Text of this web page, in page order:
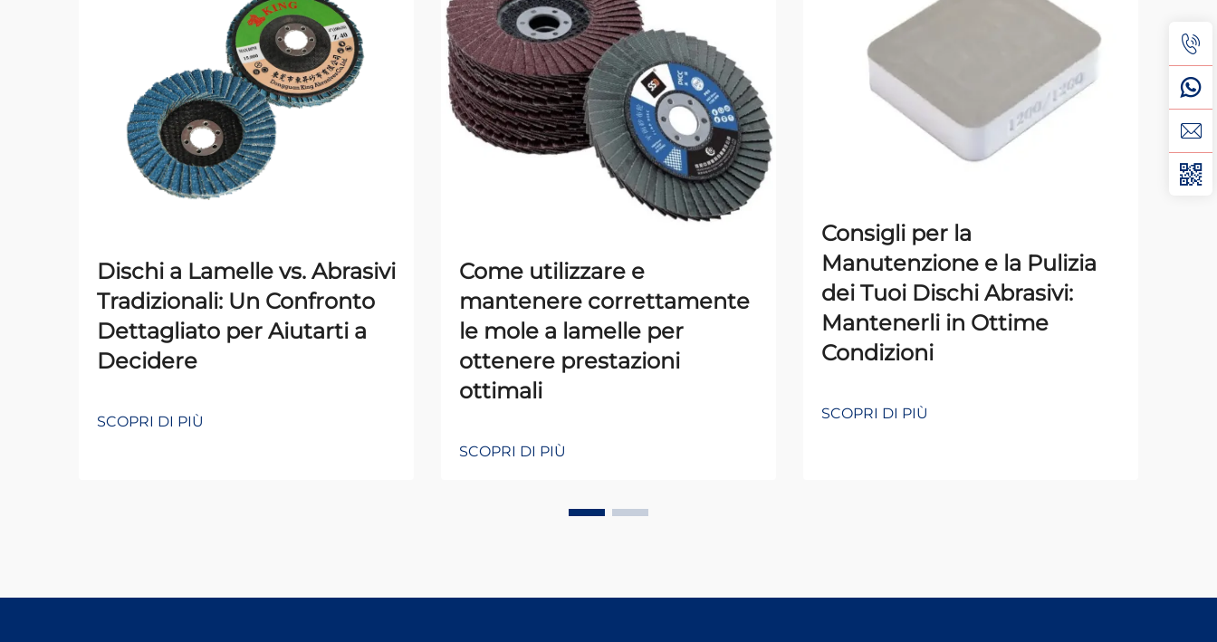
Dischi a Lamelle vs. Abrasivi
Tradizionali: Un Confronto
Dettagliato per Aiutarti a
Decidere
SCOPRI DI PIÙ
Come utilizzare e
mantenere correttamente
le mole a lamelle per
ottenere prestazioni
ottimali
SCOPRI DI PIÙ
Consigli per la
Manutenzione e la Pulizia
dei Tuoi Dischi Abrasivi:
Mantenerli in Ottime
Condizioni
SCOPRI DI PIÙ